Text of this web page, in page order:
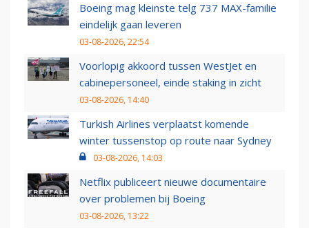
Boeing mag kleinste telg 737 MAX-familie
eindelijk gaan leveren
03-08-2026, 22:54
Voorlopig akkoord tussen WestJet en
cabinepersoneel, einde staking in zicht
03-08-2026, 14:40
Turkish Airlines verplaatst komende
winter tussenstop op route naar Sydney
03-08-2026, 14:03
Netflix publiceert nieuwe documentaire
over problemen bij Boeing
03-08-2026, 13:22